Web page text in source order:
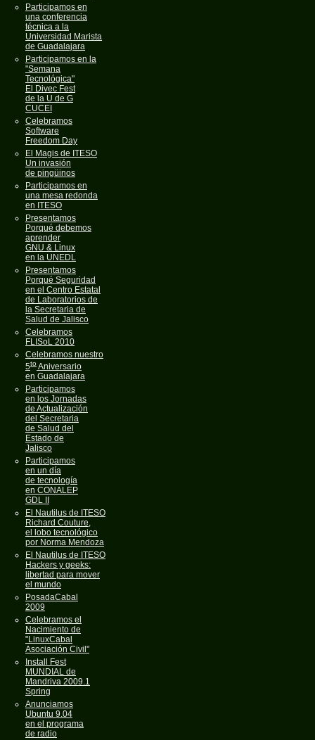
Participamos en
una conferencia
técnica a la
Universidad Marista
de Guadalajara
Participamos en la
"Semana
Tecnológica"
El Divec Fest
de la U de G
CUCEI
Celebramos
Software
Freedom Day
El Magis de ITESO
Un invasión
de pingüinos
Participamos en
una mesa redonda
en ITESO
Presentamos
Porqué debemos
aprender
GNU & Linux
en la UNEDL
Presentamos
Porqué Seguridad
en el Centro Estatal
de Laboratorios de
la Secretaria de
Salud de Jalisco
Celebramos
FLISoL 2010
Celebramos nuestro
5toAniversario
en Guadalajara
Participamos
en los Jornadas
de Actualización
del Secretaria
de Salud del
Estado de
Jalisco
Participamos
en un día
de tecnología
en CONALEP
GDL II
El Nautilus de ITESO
Richard Couture,
el lobo tecnológico
por Norma Mendoza
El Nautilus de ITESO
Hackers y geeks:
libertad para mover
el mundo
PosadaCabal
2009
Celebramos el
Nacimiento de
"LinuxCabal
Asociación Civil"
Install Fest
MUNDIAL de
Mandriva 2009.1
Spring
Anunciamos
Ubuntu 9.04
en el programa
de radio